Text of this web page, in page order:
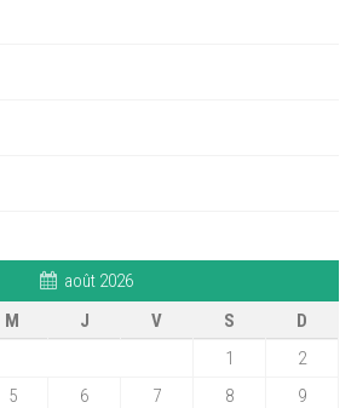
août 2026
M J V S
D
1
2
5 6 7 8
9